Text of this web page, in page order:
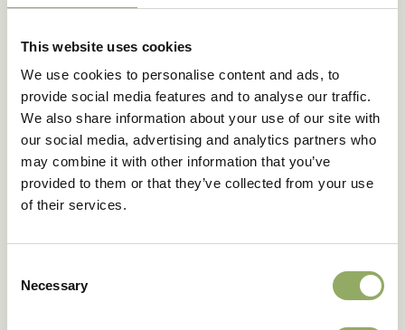
This website uses cookies
We use cookies to personalise content and ads, to
provide social media features and to analyse our traffic.
We also share information about your use of our site with
our social media, advertising and analytics partners who
may combine it with other information that you’ve
provided to them or that they’ve collected from your use
of their services.
Selection
Necessary
uur
Artikelcode
200881
VBN code
112195
Download als PDF
Fotobibliotheek